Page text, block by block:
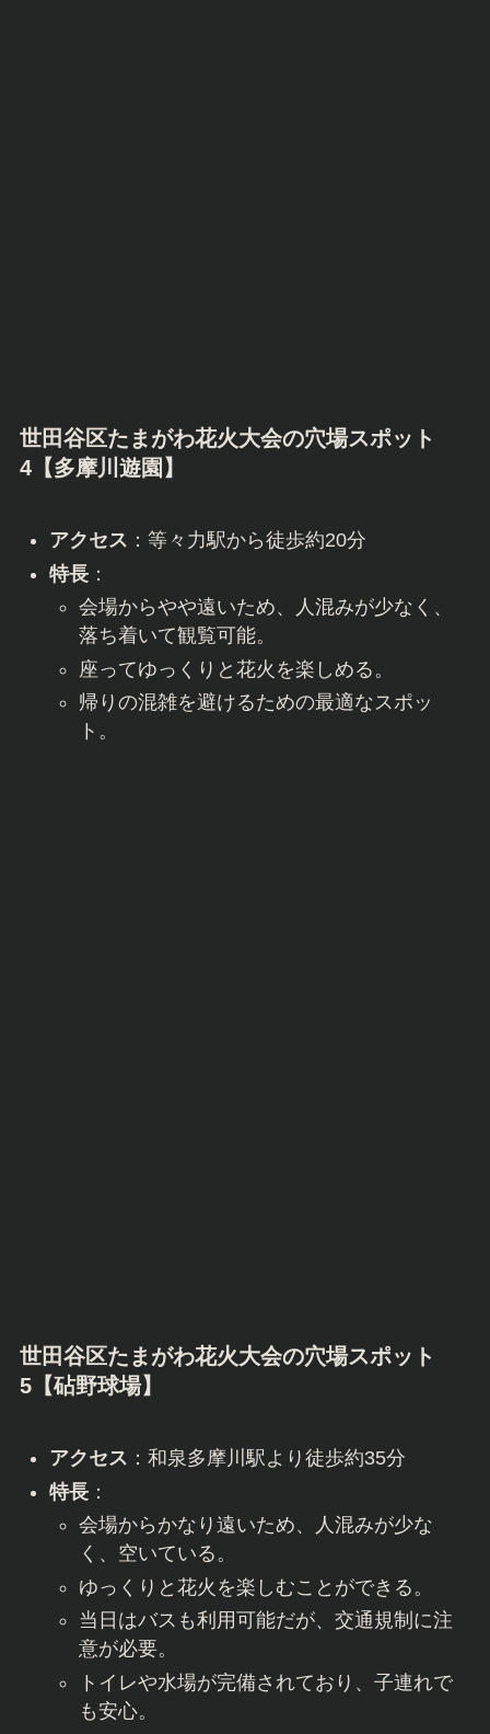
世田谷区たまがわ花火大会の穴場スポット
4【多摩川遊園 】
アクセス ：等々力駅から徒歩約20分
特長：
会場からやや遠いため、人混みが少なく、
落ち着いて観覧可能。
座ってゆっくりと花火を楽しめる。
帰りの混雑を避けるための最適なスポッ
ト。
世田谷区たまがわ花火大会の穴場スポット
5【砧野球場】
アクセス ：和泉多摩川駅より徒歩約35分
特長：
会場からかなり遠いため、人混みが少な
く、空いている。
ゆっくりと花火を楽しむことができる。
当日はバスも利用可能だが、交通規制に注
意が必要。
トイレや水場が完備されており、子連れで
も安心。